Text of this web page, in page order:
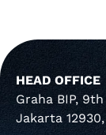
HEAD OFFICE
Graha BIP,
Jakarta